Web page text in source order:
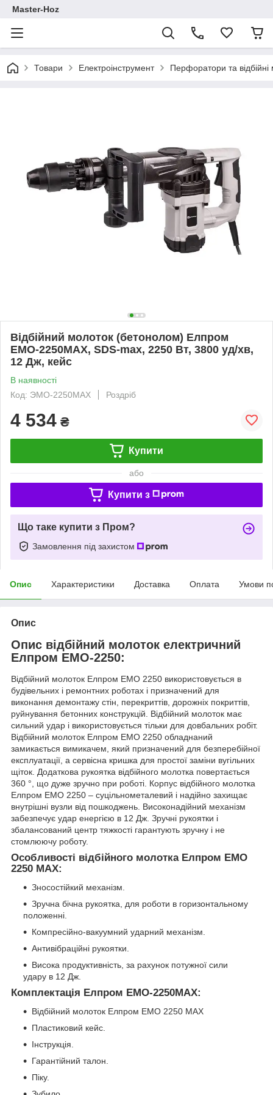
Master-Hoz
Товари Електроінструмент Перфоратори та відбійні
Відбійний молоток (бетонолом) Елпром
ЕМО-2250МАХ, SDS-max, 2250 Вт, 3800 уд/хв,
12 Дж, кейс
В наявності
Код: ЭМО-2250МАХ
Роздріб
4 534 ₴
Купити
або
Купити з
Що таке купити з Пром?
Замовлення під захистом
Опис Характеристики Доставка Оплата Умови
Опис
Опис відбійний молоток електричний
Елпром ЕМО-2250:
Відбійний молоток Елпром ЕМО 2250 використовується в
будівельних і ремонтних роботах і призначений для
виконання демонтажу стін, перекриттів, дорожніх покриттів,
руйнування бетонних конструкцій. Відбійний молоток має
сильний удар і використовується тільки для довбальних робіт.
Відбійний молоток Елпром ЕМО 2250 обладнаний
замикається вимикачем, який призначений для безперебійної
експлуатації, а сервісна кришка для простої заміни вугільних
щіток. Додаткова рукоятка відбійного молотка повертається
360 °, що дуже зручно при роботі. Корпус відбійного молотка
Елпром ЕМО 2250 – суцільнометалевий і надійно захищає
внутрішні вузли від пошкоджень. Високонадійний механізм
забезпечує удар енергією в 12 Дж. Зручні рукоятки і
збалансований центр тяжкості гарантують зручну і не
стомлюючу роботу.
Особливості відбійного молотка Елпром ЕМО
2250 МАХ:
Зносостійкий механізм.
Зручна бічна рукоятка, для роботи в горизонтальному
положенні.
Компресійно-вакуумний ударний механізм.
Антивібраційні рукоятки.
Висока продуктивність, за рахунок потужної сили
удару в 12 Дж.
Комплектація Елпром ЕМО-2250МАХ:
Відбійний молоток Елпром ЕМО 2250 МАХ
Пластиковий кейс.
Інструкція.
Гарантійний талон.
Піку.